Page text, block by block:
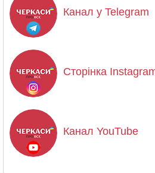
Канал у Telegram
Сторінка
Канал YouTube